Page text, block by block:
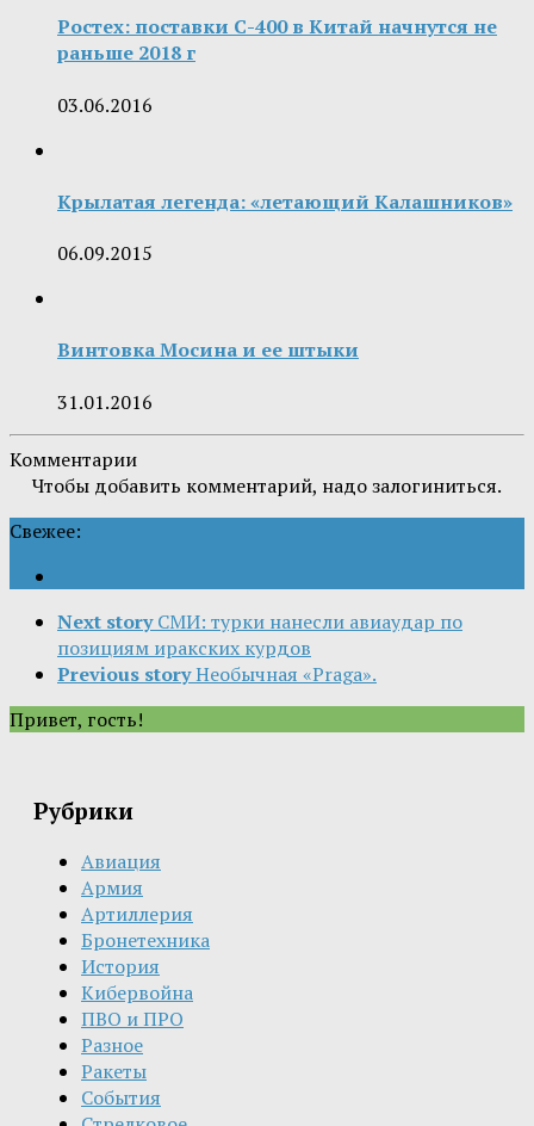
Ростех: поставки С-400 в Китай начнутся не
раньше 2018 г
03.06.2016
Крылатая легенда: «летающий Калашников»
06.09.2015
Винтовка Мосина и ее штыки
31.01.2016
Комментарии
Чтобы добавить комментарий, надо залогиниться.
Свежее:
Next story СМИ: турки нанесли авиаудар по
позициям иракских курдов
Previous storyНеобычная «Praga».
Привет, гость!
Рубрики
Авиация
Армия
Артиллерия
Бронетехника
История
Кибервойна
ПВО и ПРО
Разное
Ракеты
События